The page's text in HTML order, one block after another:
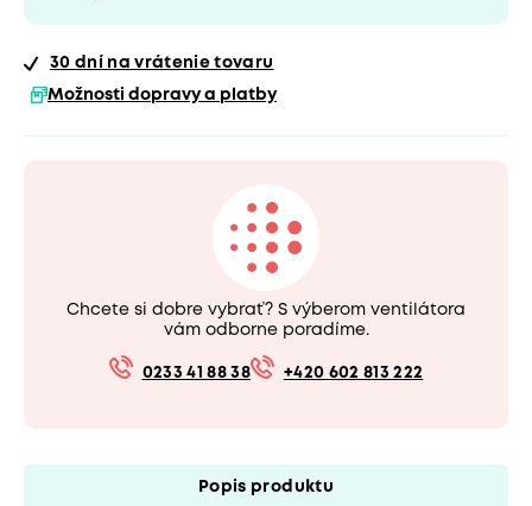
30 dní na vrátenie tovaru
Možnosti dopravy a platby
Chcete si dobre vybrať? S výberom ventilátora
vám odborne poradíme.
0233 41 88 38 +420 602 813 222
Popis produktu